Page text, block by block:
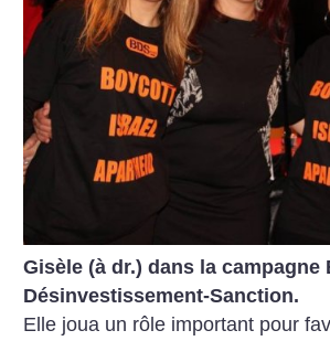
Gisèle (à dr.) dans la campagne
Désinvestissement-Sanction.
Elle joua un rôle important pour